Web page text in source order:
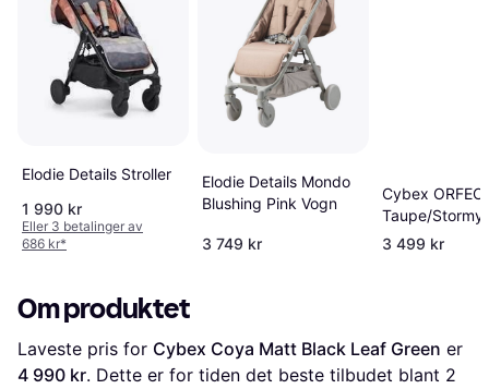
Elodie Details Stroller
1 990 kr
Eller 3 betalinger av
686 kr*
Elodie Details Mondo
Blushing Pink Vogn
3 749 kr
Cybex ORFEO
Taupe/Stormy
3 499 kr
Om produktet
Laveste pris for Cybex Coya Matt Black Leaf Green
4 990 kr. Dette er for tiden det beste tilbudet blant 2